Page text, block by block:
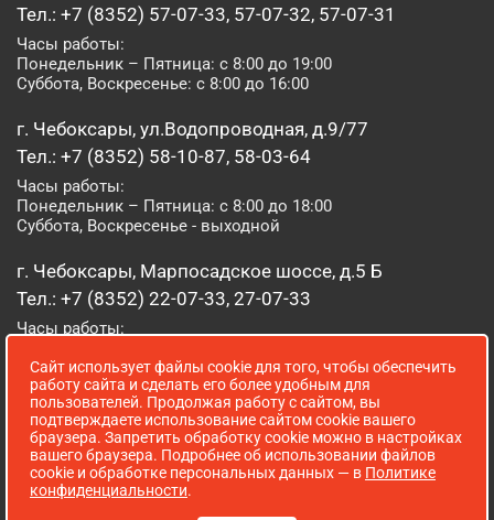
Тел.: +7 (8352) 57-07-33, 57-07-32, 57-07-31
Часы работы:
Понедельник – Пятница: с 8:00 до 19:00
Суббота, Воскресенье: с 8:00 до 16:00
г. Чебоксары, ул.Водопроводная, д.9/77
Тел.: +7 (8352) 58-10-87, 58-03-64
Часы работы:
Понедельник – Пятница: с 8:00 до 18:00
Суббота, Воскресенье - выходной
г. Чебоксары, Марпосадское шоссе, д.5 Б
Тел.: +7 (8352) 22-07-33, 27-07-33
Часы работы:
Суббота, Воскресенье: с 8:00 до 16:00
г. Йошкар-Ола, ул. Луначарского, д. 52 А
Тел.: (8362) 41-07-31
Часы работы:
Понедельник – Пятница: с 8:00 до 18:00
Сайт использует файлы cookie для того, чтобы обеспечить
работу сайта и сделать его более удобным для
пользователей. Продолжая работу с сайтом, вы
подтверждаете использование сайтом cookie вашего
браузера. Запретить обработку cookie можно в настройках
вашего браузера. Подробнее об использовании файлов
cookie и обработке персональных данных — в Политике
конфиденциальности.